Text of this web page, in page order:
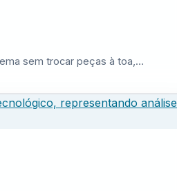
sem trocar peças à toa,…